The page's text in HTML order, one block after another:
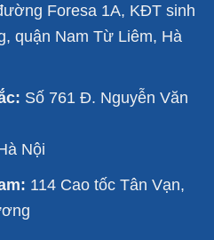
Foresa 1A, KĐT sinh
quận Nam Từ Liêm, Hà
Số 761 Đ. Nguyễn Văn
Nội
114 Cao tốc Tân Vạn,